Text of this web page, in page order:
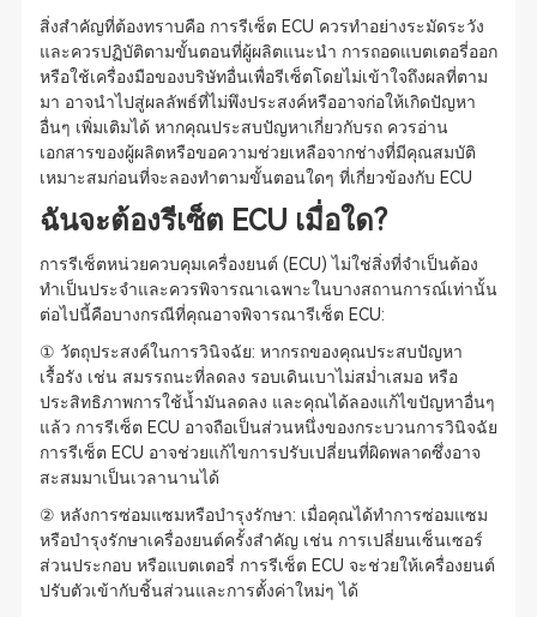
สิ่งสำคัญที่ต้องทราบคือ การรีเซ็ต ECU ควรทำอย่างระมัดระวัง
และควรปฏิบัติตามขั้นตอนที่ผู้ผลิตแนะนำ การถอดแบตเตอรี่ออก
หรือใช้เครื่องมือของบริษัทอื่นเพื่อรีเซ็ตโดยไม่เข้าใจถึงผลที่ตาม
มา อาจนำไปสู่ผลลัพธ์ที่ไม่พึงประสงค์หรืออาจก่อให้เกิดปัญหา
อื่นๆ เพิ่มเติมได้ หากคุณประสบปัญหาเกี่ยวกับรถ ควรอ่าน
เอกสารของผู้ผลิตหรือขอความช่วยเหลือจากช่างที่มีคุณสมบัติ
เหมาะสมก่อนที่จะลองทำตามขั้นตอนใดๆ ที่เกี่ยวข้องกับ ECU
ฉันจะต้องรีเซ็ต ECU เมื่อใด?
การรีเซ็ตหน่วยควบคุมเครื่องยนต์ (ECU) ไม่ใช่สิ่งที่จำเป็นต้อง
ทำเป็นประจำและควรพิจารณาเฉพาะในบางสถานการณ์เท่านั้น
ต่อไปนี้คือบางกรณีที่คุณอาจพิจารณารีเซ็ต ECU:
① วัตถุประสงค์ในการวินิจฉัย: หากรถของคุณประสบปัญหา
เรื้อรัง เช่น สมรรถนะที่ลดลง รอบเดินเบาไม่สม่ำเสมอ หรือ
ประสิทธิภาพการใช้น้ำมันลดลง และคุณได้ลองแก้ไขปัญหาอื่นๆ
แล้ว การรีเซ็ต ECU อาจถือเป็นส่วนหนึ่งของกระบวนการวินิจฉัย
การรีเซ็ต ECU อาจช่วยแก้ไขการปรับเปลี่ยนที่ผิดพลาดซึ่งอาจ
สะสมมาเป็นเวลานานได้
② หลังการซ่อมแซมหรือบำรุงรักษา: เมื่อคุณได้ทำการซ่อมแซม
หรือบำรุงรักษาเครื่องยนต์ครั้งสำคัญ เช่น การเปลี่ยนเซ็นเซอร์
ส่วนประกอบ หรือแบตเตอรี่ การรีเซ็ต ECU จะช่วยให้เครื่องยนต์
ปรับตัวเข้ากับชิ้นส่วนและการตั้งค่าใหม่ๆ ได้